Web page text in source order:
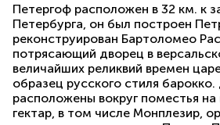
Петергоф расположен в 32 км. к
Петербурга, он был построен
реконструирован Бартоломео
потрясающий дворец в
величайших реликвий времен
образец русского стиля
расположены вокруг поместья
гектар, в том числе Монплезир,